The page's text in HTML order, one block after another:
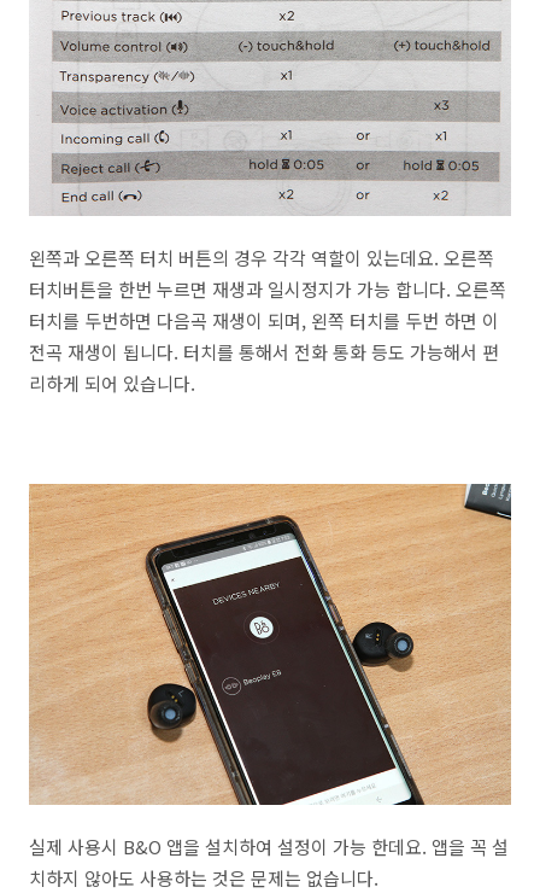
왼쪽과 오른쪽 터치 버튼의 경우 각각 역할이 있는데요. 오른쪽
터치버튼을 한번 누르면 재생과 일시정지가 가능 합니다. 오른쪽
터치를 두번하면 다음곡 재생이 되며, 왼쪽 터치를 두번 하면 이
전곡 재생이 됩니다. 터치를 통해서 전화 통화 등도 가능해서 편
리하게 되어 있습니다.
실제 사용시 B&O 앱을 설치하여 설정이 가능 한데요. 앱을 꼭 설
치하지 않아도 사용하는 것은 문제는 없습니다.